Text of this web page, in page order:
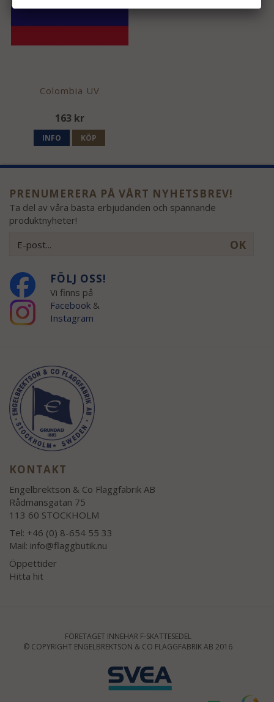
Colombia UV
163 kr
INFO KÖP
PRENUMERERA PÅ VÅRT NYHETSBREV!
Ta del av våra bästa erbjudanden och spännande
produktnyheter!
OK
FÖLJ OSS!
Vi finns på
Facebook&
Instagram
KONTAKT
Engelbrektson & Co Flaggfabrik AB
Rådmansgatan 75
113 60 STOCKHOLM
Tel: +46 (0) 8-654 55 33
Mail: info@flaggbutik.nu
Öppettider
Hitta hit
FÖRETAGET INNEHAR F-SKATTESEDEL
© COPYRIGHT ENGELBREKTSON & CO FLAGGFABRIK AB 2016